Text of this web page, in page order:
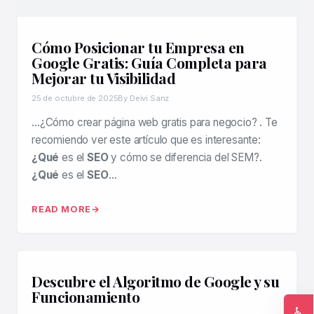
Cómo Posicionar tu Empresa en
Google Gratis: Guía Completa para
Mejorar tu Visibilidad
25 de octubre de 2025By Deivi Sanz
…¿Cómo crear página web gratis para negocio? . Te
recomiendo ver este artículo que es interesante:
¿Qué es elSEOy cómo se diferencia del SEM?.
¿Qué es elSEO…
READ MORE
Descubre el Algoritmo de Google y su
Funcionamiento